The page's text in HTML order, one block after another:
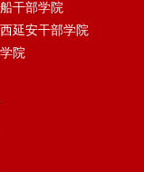
干部学院
延安干部学院
院